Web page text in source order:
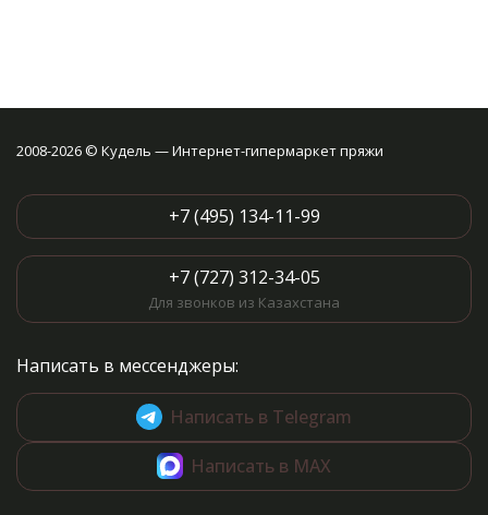
2008-2026 © Кудель — Интернет-гипермаркет пряжи
+7 (495) 134-11-99
+7 (727) 312-34-05
Для звонков из Казахстана
Написать в мессенджеры:
Написать в Telegram
Написать в MAX